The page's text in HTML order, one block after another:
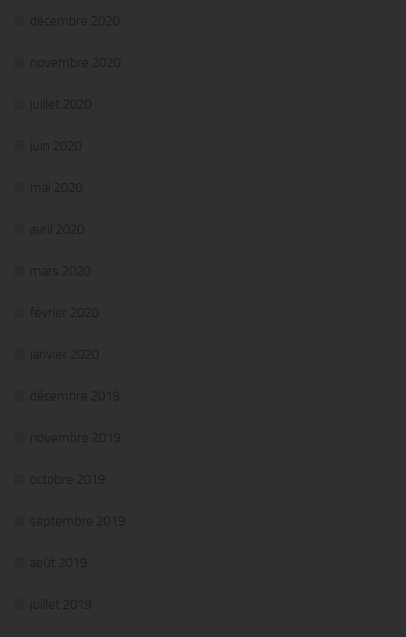
décembre 2020
novembre 2020
juillet 2020
juin 2020
mai 2020
avril 2020
mars 2020
février 2020
janvier 2020
décembre 2019
novembre 2019
octobre 2019
septembre 2019
août 2019
juillet 2019